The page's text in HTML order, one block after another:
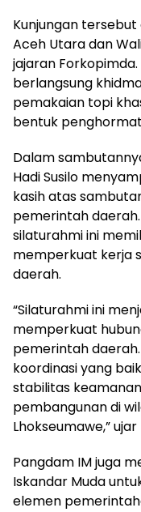
Kunjungan
Aceh Utara dan
jajaran
berlangsung
pemakaian topi
bentuk
Dalam
Hadi Susilo
kasih atas
pemerintah
silaturahmi ini
memperkuat kerja
daerah.
“Silaturahmi ini
memperkuat
pemerintah
koordinasi yang
stabilitas
pembangunan di
Lhokseumawe,”
Pangdam IM juga
Iskandar Muda
elemen